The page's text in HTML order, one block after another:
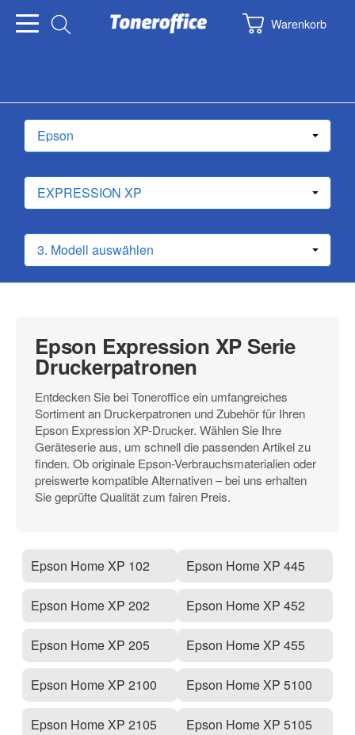
Warenkorb
Epson Expression XP Serie
Druckerpatronen
Entdecken Sie bei Toneroffice ein umfangreiches
Sortiment an Druckerpatronen und Zubehör für Ihren
Epson Expression XP-Drucker. Wählen Sie Ihre
Geräteserie aus, um schnell die passenden Artikel zu
finden. Ob originale Epson-Verbrauchsmaterialien oder
preiswerte kompatible Alternativen – bei uns erhalten
Sie geprüfte Qualität zum fairen Preis.
Epson Home XP 102
Epson Home XP 202
Epson Home XP 205
Epson Home XP 2100
Epson Home XP 2105
Epson Home XP 445
Epson Home XP 452
Epson Home XP 455
Epson Home XP 5100
Epson Home XP 5105